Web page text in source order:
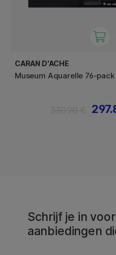
CARAN D'ACHE
Museum Aquarelle 76-pack
Schrijf je in
aanbiedingen